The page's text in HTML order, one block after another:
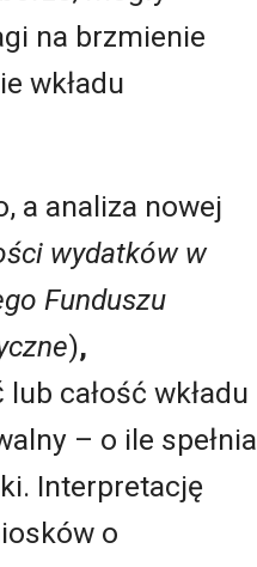
na brzmienie
wkładu
a analiza nowej
wydatków w
Funduszu
),
całość wkładu
– o ile spełnia
Interpretację
o